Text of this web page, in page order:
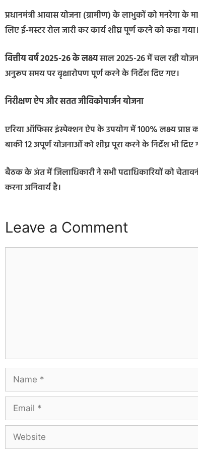
प्रधानमंत्री आवास योजना (ग्रामीण) के लाभुकों को मनरेगा के
लिए ई-मस्टर रोल जारी कर कार्य शीघ्र पूर्ण करने को कहा गया।
वित्तीय वर्ष 2025-26 के लक्ष्यसाल 2025-26 में चल रही
अनुरूप समय पर वृक्षारोपण पूर्ण करने के निर्देश दिए गए।
निरीक्षण ऐप और सतत जीविकोपार्जन योजना
एरिया ऑफिसर इंस्पेक्शन ऐप के उपयोग में 100% लक्ष्य
बाकी 12 अपूर्ण योजनाओं को शीघ्र पूरा करने के निर्देश भी दिए
बैठक के अंत में जिलाधिकारी ने सभी पदाधिकारियों को
करना अनिवार्य है।
Leave a Comment